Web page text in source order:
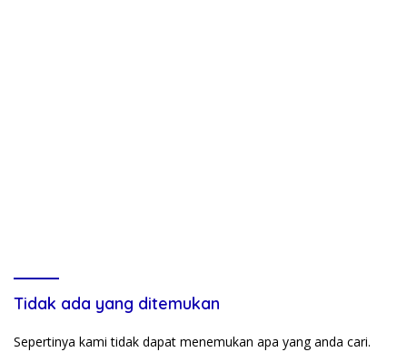
Tidak ada yang ditemukan
Sepertinya kami tidak dapat menemukan apa yang anda cari.